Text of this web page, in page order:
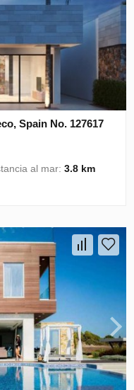
Spain No. 127617
al mar:3.8 km